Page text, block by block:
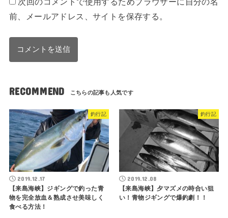
前、メールアドレス、サイトを保存する。
RECOMMEND
釣行記
2019.12.17
【来島海峡】ジギングで釣った青
物を完全放血＆熟成させ美味しく
食べる方法！
釣行記
2019.12.08
【来島海峡】夕マズメの時合い狙
い！青物ジギングで爆釣劇！！